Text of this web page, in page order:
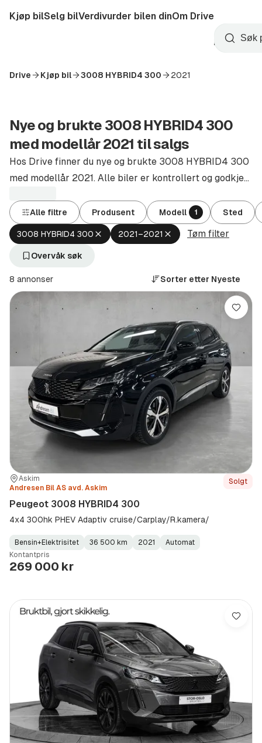
til
Startside
Kjøp bilSelg bilVerdivurder bilen dinOm Drive
Opprett
konto
Søk
Drive Kjøp bil 3008 HYBRID4 300 2021
Nye og brukte 3008 HYBRID4 300
med modellår 2021 til salgs
Hos Drive finner du nye og brukte 3008 HYBRID4 300
med modellår 2021. Alle biler er kontrollert og godkjent
Alle filtre Produsent Modell 1 Sted
3008 HYBRID4 300 Fjern
aktivt
2021–2021 Fjern
aktivt
2021
Tøm filter
Overvåk søk
8 annonser Sorter etter Nyeste
Sted:
Askim
Forhandler:
Andresen Bil AS avd. Askim
Solgt
Peugeot 3008 HYBRID4 300
4x4 300hk PHEV Adaptiv cruise/Carplay/R.kamera/
Fuel
Type:
Bensin+Elektrisitet
Kilometerstand: 36 500 km
Model
Year:
2021
Gearbox
Type:
Automat
Kontantpris
269 000 kr
Lagre
Lagre